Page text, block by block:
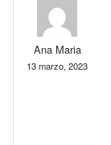
Ana Maria
13 marzo, 2023